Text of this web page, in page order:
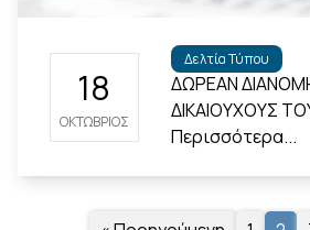
18
ΟΚΤΏΒΡΙΟΣ
Δελτία Τύπου
ΔΩΡΕΑΝ
ΔΙΚΑΙΟΥΧΟΥΣ
Περισσότερα...